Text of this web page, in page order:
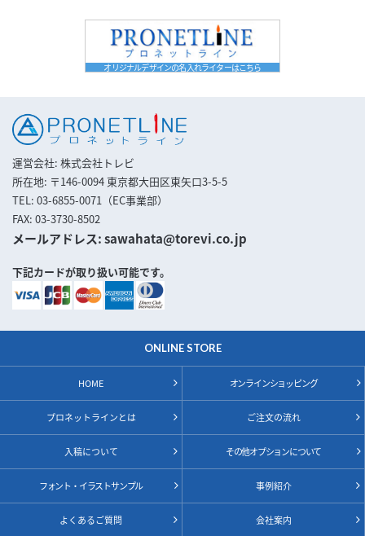
オリジナルデザインの名入れライターはこちら
運営会社 株式会社トレビ
所在地 〒146-0094 東京都大田区東矢口3-5-5
TEL 03-6855-0071（EC事業部）
FAX 03-3730-8502
メールアドレス sawahata@torevi.co.jp
下記カードが取り扱い可能です。
ONLINE STORE
HOME オンラインショッピング
プロネットラインとは ご注文の流れ
入稿について その他オプションについて
フォント・イラストサンプル 事例紹介
よくあるご質問 会社案内